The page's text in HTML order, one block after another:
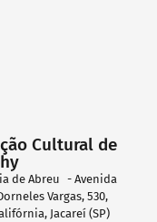
Cultural de
de Abreu - Avenida
Vargas, 530,
Jacareí (SP)